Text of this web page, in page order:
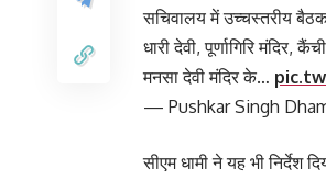
सचिवालय में उच्चस्तरीय
धारी देवी, पूर्णागिरि
मनसा देवी मंदिर के…
— Pushkar Singh
सीएम धामी ने यह भी